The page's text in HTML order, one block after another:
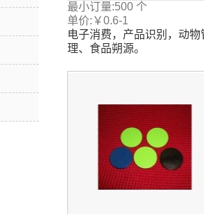
RFID标签
最小订量:500 个
单价: ￥0.6-1
电子消费，产品识别，动物
理、食品朔源。
随时与我联系：
service@slonrfid.com